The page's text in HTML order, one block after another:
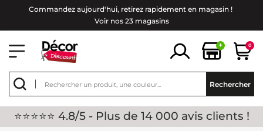
Commandez aujourd'hui, retirez rapidement en magasin !
Voir nos 23 magasins
+ 0
Rechercher
⭐⭐⭐⭐⭐ 4.8/5 - Plus de 14 000 avis clients !